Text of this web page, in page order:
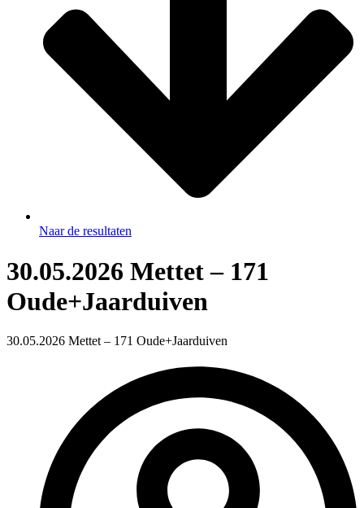
Naar de resultaten
30.05.2026 Mettet – 171
Oude+Jaarduiven
30.05.2026 Mettet – 171 Oude+Jaarduiven